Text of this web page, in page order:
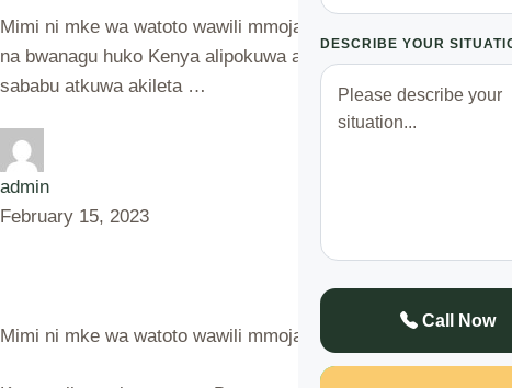
DESCRIBE YOUR
Call Now
Mimi ni mke wa watoto wawili mmoja akiwa kidato cha
na bwanagu huko Kenya alipokuwa akitafuta kazi na baada
sababu atkuwa akileta …
admin
February 15, 2023
Mimi ni mke wa watoto wawili mmoja akiwa kidato cha